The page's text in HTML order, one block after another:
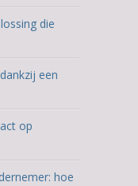
die
een
op
hoe